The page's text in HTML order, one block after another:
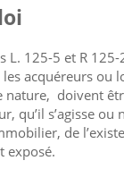
L. 125-5 et R
acquéreurs ou
nature, doivent
qu’il s’agisse ou
de
exposé.